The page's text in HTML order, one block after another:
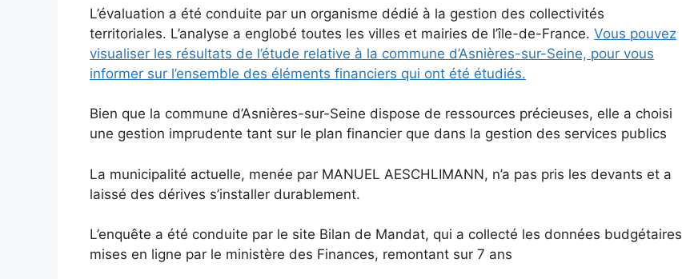
L’évaluation a été conduite par un organisme dédié à la gestion des collectivités
territoriales. L’analyse a englobé toutes les villes et mairies de l’île-de-France. Vous pouvez
visualiser les résultats de l’étude relative à la commune d’Asnières-sur-Seine, pour vous
informer sur l’ensemble des éléments financiers qui ont été étudiés.
Bien que la commune d’Asnières-sur-Seine dispose de ressources précieuses, elle a choisi
une gestion imprudente tant sur le plan financier que dans la gestion des services publics
La municipalité actuelle, menée par MANUEL AESCHLIMANN, n’a pas pris les devants et a
laissé des dérives s’installer durablement.
L’enquête a été conduite par le site Bilan de Mandat, qui a collecté les données budgétaires
mises en ligne par le ministère des Finances, remontant sur 7 ans